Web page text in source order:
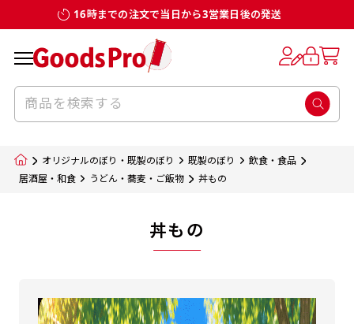
16時までの注文で当日から3営業日後の発送
オリジナルのぼり・既製のぼり 既製のぼり
飲食・食品
居酒屋・和食
うどん・蕎麦・ご飯物 丼もの
丼もの